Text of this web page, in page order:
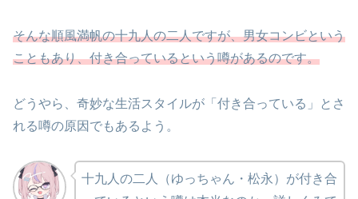
そんな順風満帆の十九人の二人ですが、男女コンビという
こともあり、付き合っているという噂があるのです。
どうやら、奇妙な生活スタイルが「付き合っている」とさ
れる噂の原因でもあるよう。
十九人の二人（ゆっちゃん・松永）が付き合